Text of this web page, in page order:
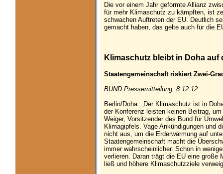
Die vor einem Jahr geformte Allianz
für mehr Klimaschutz zu kämpften, ist
schwachen Auftreten der EU. Deutlich
gemacht haben, das gelte auch für die
Klimaschutz bleibt in Doha auf
Staatengemeinschaft riskiert Zwei-
BUND Pressemitteilung, 8.12.12
Berlin/Doha: „Der Klimaschutz ist in
der Konferenz leisten keinen Beitrag,
Weiger, Vorsitzender des Bund für
Klimagipfels. Vage Ankündigungen und
nicht aus, um die Erderwärmung auf
Staatengemeinschaft macht die
immer wahrscheinlicher. Schon in
verlieren. Daran trägt die EU eine
ließ und höhere Klimaschutzziele